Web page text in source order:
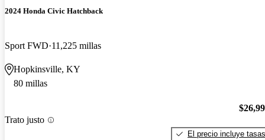
2024 Honda Civic Hatchback
Sport FWD 11,225 millas
Hopkinsville, KY
80 millas
Trato justo
El precio incluye tasas